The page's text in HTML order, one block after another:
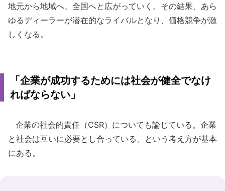
地元から地域へ、全国へと広がっていく。その結果、あら
ゆるディーラーが潜在的なライバルとなり、価格競争が激
しくなる。
「企業が成功するためには社会が健全でなけ
ればならない」
企業の社会的責任（CSR）についても論じている。企業
と社会は互いに必要とし合っている、という考え方が基本
にある。